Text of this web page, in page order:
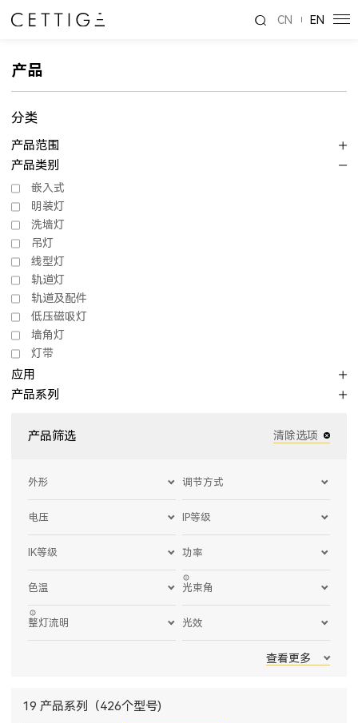
CN EN
产品
分类
产品范围
产品类别
嵌入式
明装灯
洗墙灯
吊灯
线型灯
轨道灯
轨道及配件
低压磁吸灯
墙角灯
灯带
应用
产品系列
产品筛选 清除选项
外形 调节方式
电压 IP等级
IK等级 功率
色温 光束角
整灯流明 光效
查看更多
19 产品系列（426个型号)